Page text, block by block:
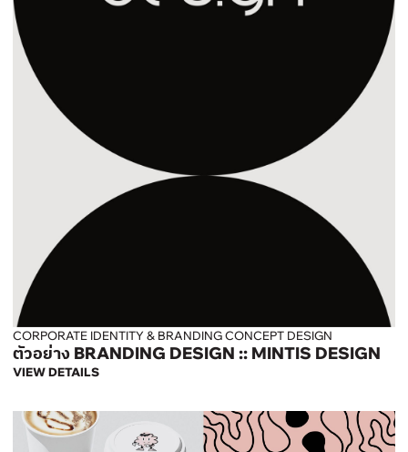
CORPORATE IDENTITY & BRANDING CONCEPT DESIGN
ตัวอย่าง BRANDING DESIGN :: MINTIS DESIGN
VIEW DETAILS